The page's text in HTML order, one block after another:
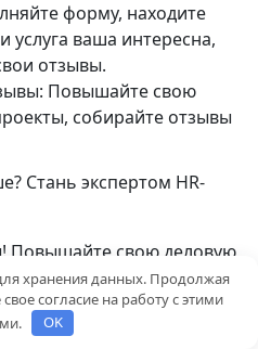
форму, находите
услуга ваша интересна,
отзывы.
Повышайте свою
собирайте отзывы
Стань экспертом HR-
Повышайте свою деловую
отзывы и
кейсы и программы:
хранения данных. Продолжая
согласие на работу с этими
OK